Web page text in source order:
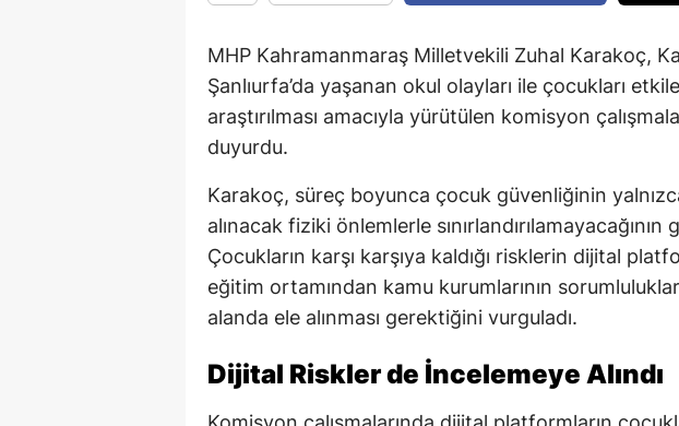
MHP Kahramanmaraş Milletvekili Zuhal Karakoç,
Şanlıurfa’da yaşanan okul olayları ile çocukları
araştırılması amacıyla yürütülen komisyon
duyurdu.
Karakoç, süreç boyunca çocuk güvenliğinin
alınacak fiziki önlemlerle
Çocukların karşı karşıya kaldığı risklerin dijital
eğitim ortamından kamu kurumlarının
alanda ele alınması gerektiğini vurguladı.
Dijital Riskler de İncelemeye Alındı